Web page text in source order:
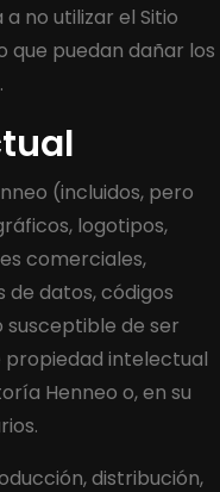
no utilizar el Sitio
que puedan dañar los
(incluidos, pero
logotipos,
comerciales,
de datos, códigos
de ser
intelectual
Henneo o, en su
distribución,